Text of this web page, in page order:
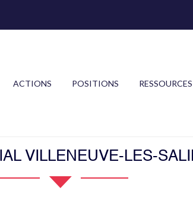
ACTIONS POSITIONS RESSOURCES
VILLENEUVE-LES-